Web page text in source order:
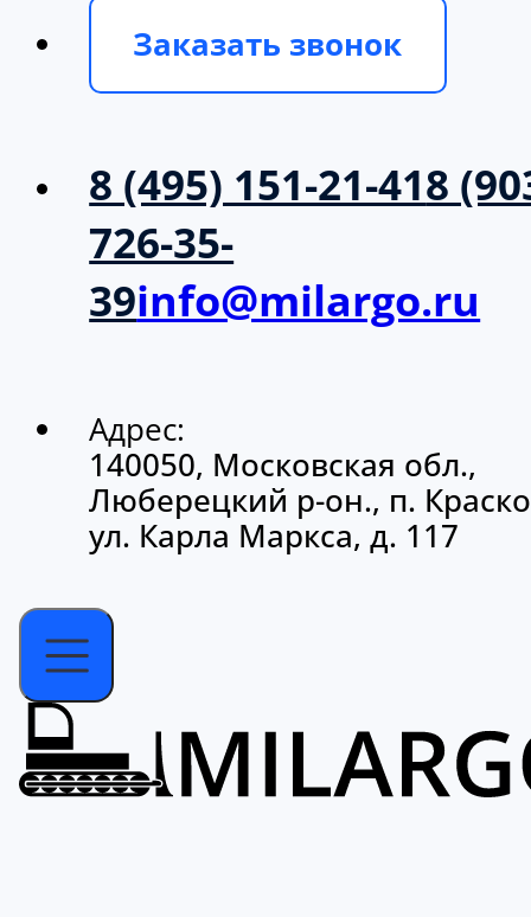
Заказать звонок
8 (495) 151-21-418
726-35-
39info@milargo.ru
Адрес:
140050, Московская обл.,
Люберецкий р-он., п.
ул. Карла Маркса, д. 117